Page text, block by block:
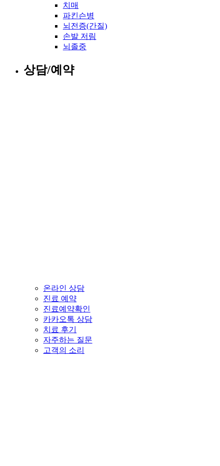
치매
파킨슨병
뇌전증(간질)
손발 저림
뇌졸중
상담/예약
온라인 상담
진료 예약
진료예약확인
카카오톡 상담
치료 후기
자주하는 질문
고객의 소리